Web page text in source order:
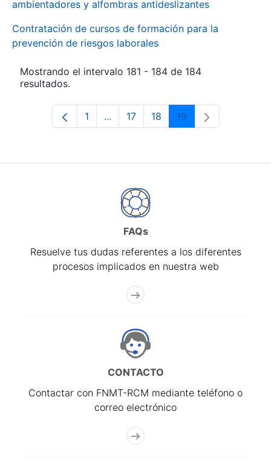
ambientadores y alfombras antideslizantes
Contratación de cursos de formación para la
prevención de riesgos laborales
Mostrando el intervalo 181 - 184 de 184
resultados.
Página
1 ...Páginas intermedias Use TAB para
Página
17 Página
18 Página
19
FAQs
Resuelve tus dudas referentes a los diferentes
procesos implicados en nuestra web
CONTACTO
Contactar con FNMT-RCM mediante teléfono o
correo electrónico